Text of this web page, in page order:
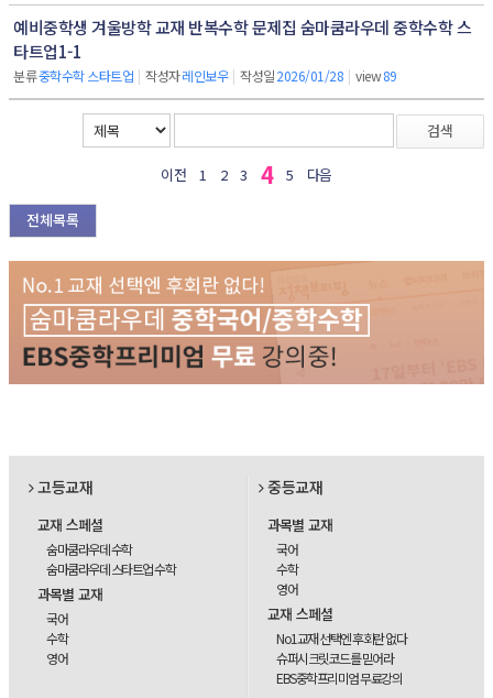
예비중학생 겨울방학 교재 반복수학 문제집 숨마쿰라우데 중학수학 스
타트업1-1
분류중학수학 스타트업 | 작성자레인보우 | 작성일2026/01/28 | view89
검색
이전 1 2 3 4 5 다음
전체목록
고등교재
교재 스페셜
숨마쿰라우데 수학
숨마쿰라우데 스타트업 수학
과목별 교재
국어
수학
영어
중등교재
과목별 교재
국어
수학
영어
교재 스페셜
No1교재 선택엔 후회란 없다
슈퍼시크릿코드를 믿어라
EBS중학프리미엄 무료강의